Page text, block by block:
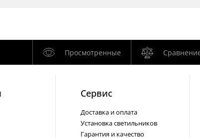
Просмотренные
Cервис
Доставка и оплата
Установка светильников
Гарантия и качество